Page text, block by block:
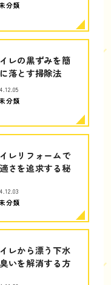
分類
レの黒ずみを簡
落とす掃除法
分類
レリフォームで
さを追求する秘
分類
レから漂う下水
いを解消する方